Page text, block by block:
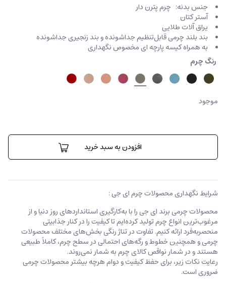
جنس بدنه: چرم پترن دار
آستر کتان
یراق آلات طلایی
بند بلند چرمی قابل‌تنظیم جداشونده و بند زنجیری جداشونده
به همراه کیسه پارچه ای مخصوص نگهداری
رنگ چرم
موجود
کراس
اسمایل
افزودن به سبد خرید
شرایط نگهداری محصولات چرم ای جی :
محصولات چرمی برند ای جی را با به‌کارگیری استانداردهای روز دنیا و از
مرغوب‌ترین انواع چرم تولید کرده‌ایم تا کیفیت را در کنار جذابیتی
منحصربه‌فرد ارائه کنیم. تفاوت در تناژ رنگی بخش‌های مختلف محصولات
چرمی و همچنین خطوط و رگه‌‌های احتمالی در سطح چرم، کاملاً طبیعی
هستند و در شمار نواقص کالای چرم به شمار نمی‌روند.
رعایت نکات زیر، برای حفظ کیفیت و دوام هرچه بیشتر محصولات چرمی
ضروری است.